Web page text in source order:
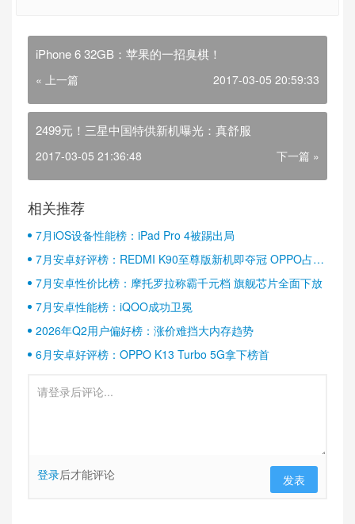
iPhone 6 32GB：苹果的一招臭棋！
« 上一篇 2017-03-05 20:59:33
2499元！三星中国特供新机曝光：真舒服
2017-03-05 21:36:48 下一篇 »
相关推荐
7月iOS设备性能榜：iPad Pro 4被踢出局
7月安卓好评榜：REDMI K90至尊版新机即夺冠 OPPO占据
半壁江山
7月安卓性价比榜：摩托罗拉称霸千元档 旗舰芯片全面下放
7月安卓性能榜：iQOO成功卫冕
2026年Q2用户偏好榜：涨价难挡大内存趋势
6月安卓好评榜：OPPO K13 Turbo 5G拿下榜首
登录后才能评论 发表